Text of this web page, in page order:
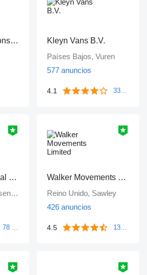
Anhui Rennuo Construction Machinery Co., Ltd
Kleyn Vans B.V.
Países Bajos, Vuren
577 anuncios
4.1 339 reseñas
Trucks Roosendaal B.V.
Países Bajos, Roosendaal
78 reseñas
Walker Movements Limited
Reino Unido, Sawley
426 anuncios
4.5 135 reseñas